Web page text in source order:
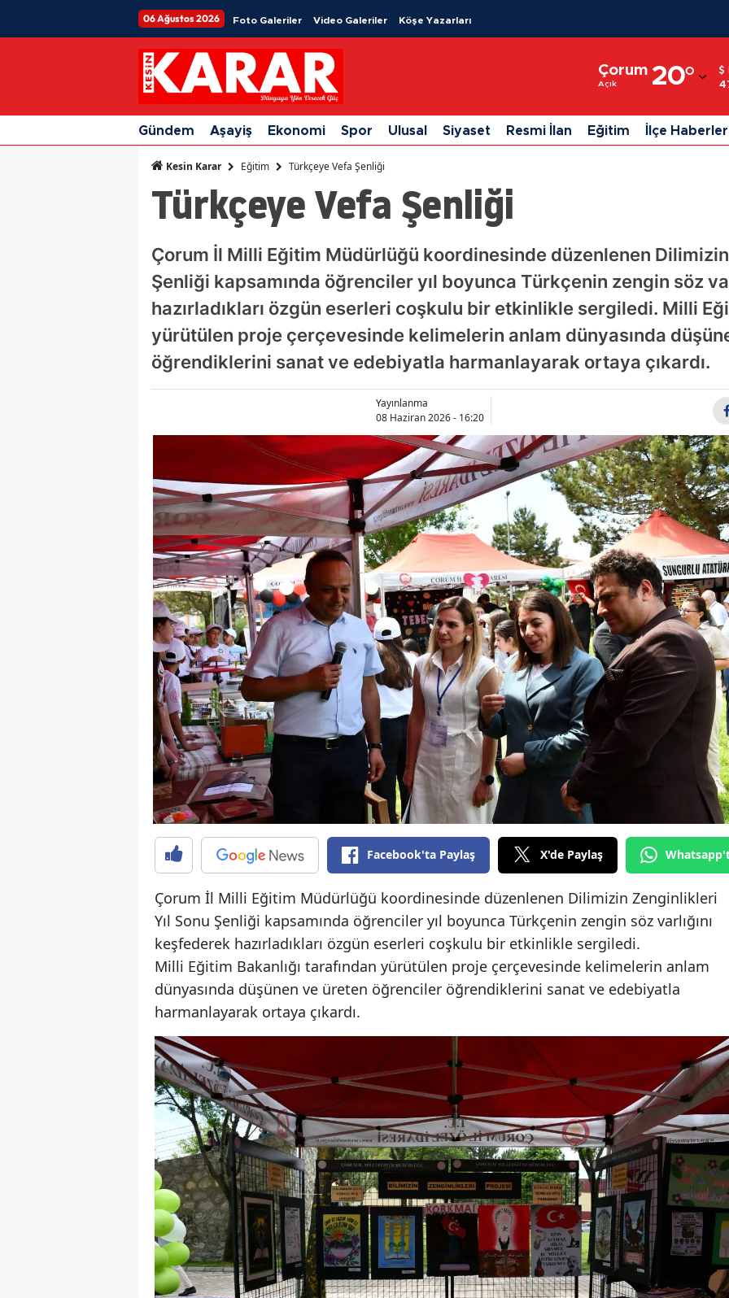
06 Ağustos 2026 Foto Galeriler Video Galeriler Köşe Yazarları
Çorum
Açık 20°
Adıyaman
Afyonkarahisar
Ağrı
Antalya
Artvin
Aydın
Bitlis
Bolu
Burdur
Bursa
Çanakkale
Çankırı
Çorum
Denizli
Diyarbakır
Erzurum
Gaziantep
Giresun
Gümüşhane
Isparta
Mersin
İstanbul
İzmir
Kars
Kastamonu
Kayseri
Gündem Aşayiş Ekonomi Spor Ulusal Siyaset Resmi İlan Eğitim İlçe
Kesin Karar Eğitim Türkçeye Vefa Şenliği
Türkçeye Vefa Şenliği
Çorum İl Milli Eğitim Müdürlüğü koordinesinde düzenlenen
Şenliği kapsamında öğrenciler yıl boyunca Türkçenin zengin söz
hazırladıkları özgün eserleri coşkulu bir etkinlikle sergiledi. Milli
yürütülen proje çerçevesinde kelimelerin anlam dünyasında
öğrendiklerini sanat ve edebiyatla harmanlayarak ortaya çıkardı.
Yayınlanma
08 Haziran 2026 - 16:20
Facebook'ta Paylaş X'de Paylaş
Çorum İl Milli Eğitim Müdürlüğü koordinesinde düzenlenen Dilimizin Zenginlikleri
Yıl Sonu Şenliği kapsamında öğrenciler yıl boyunca Türkçenin zengin söz varlığını
keşfederek hazırladıkları özgün eserleri coşkulu bir etkinlikle sergiledi.
Milli Eğitim Bakanlığı tarafından yürütülen proje çerçevesinde kelimelerin anlam
dünyasında düşünen ve üreten öğrenciler öğrendiklerini sanat ve edebiyatla
harmanlayarak ortaya çıkardı.